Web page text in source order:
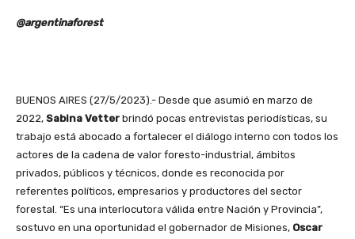
@argentinaforest
BUENOS AIRES (27/5/2023).- Desde que asumió en marzo de
2022, Sabina Vetter brindó pocas entrevistas periodísticas, su
trabajo está abocado a fortalecer el diálogo interno con todos los
actores de la cadena de valor foresto-industrial, ámbitos
privados, públicos y técnicos, donde es reconocida por
referentes políticos, empresarios y productores del sector
forestal. “Es una interlocutora válida entre Nación y Provincia”,
sostuvo en una oportunidad el gobernador de Misiones, Oscar